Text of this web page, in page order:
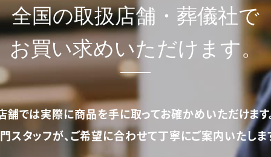
全国の取扱店舗・葬儀社で
お買い求めいただけます。
舗では実際に商品を手に取ってお確かめいただけます
スタッフが、ご希望に合わせて丁寧にご案内いたしま